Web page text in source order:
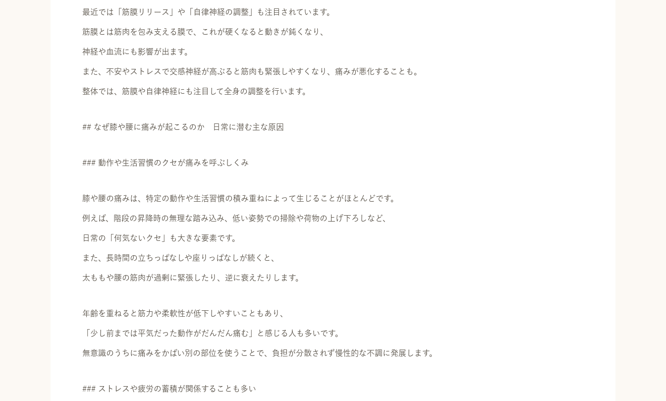
最近では「筋膜リリース」や「自律神経の調整」も注目されています。
筋膜とは筋肉を包み支える膜で、これが硬くなると動きが鈍くなり、
神経や血流にも影響が出ます。
また、不安やストレスで交感神経が高ぶると筋肉も緊張しやすくなり、痛みが悪化することも。
整体では、筋膜や自律神経にも注目して全身の調整を行います。
## なぜ膝や腰に痛みが起こるのか 日常に潜む主な原因
### 動作や生活習慣のクセが痛みを呼ぶしくみ
膝や腰の痛みは、特定の動作や生活習慣の積み重ねによって生じることがほとんどです。
例えば、階段の昇降時の無理な踏み込み、低い姿勢での掃除や荷物の上げ下ろしなど、
日常の「何気ないクセ」も大きな要素です。
また、長時間の立ちっぱなしや座りっぱなしが続くと、
太ももや腰の筋肉が過剰に緊張したり、逆に衰えたりします。
年齢を重ねると筋力や柔軟性が低下しやすいこともあり、
「少し前までは平気だった動作がだんだん痛む」と感じる人も多いです。
無意識のうちに痛みをかばい別の部位を使うことで、負担が分散されず慢性的な不調に発展します。
### ストレスや疲労の蓄積が関係することも多い